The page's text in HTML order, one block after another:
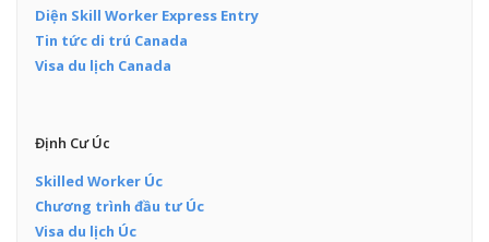
Diện Skill Worker Express Entry
Tin tức di trú Canada
Visa du lịch Canada
Định Cư Úc
Skilled Worker Úc
Chương trình đầu tư Úc
Visa du lịch Úc